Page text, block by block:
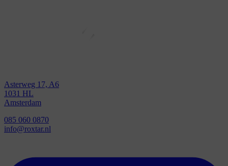
Asterweg 17, A6
1031 HL
Amsterdam
085 060 0870
info@roxtar.nl